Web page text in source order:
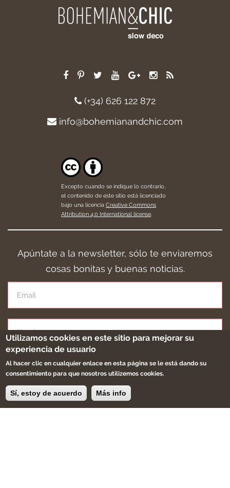
(+34) 626 122 872
info@bohemianandchic.com
Excepto cuando se indique lo contrario,
el contenido de este sitio está licenciado
bajo una licencia Creative Commons
Attribution 4.0 International license.
Apúntate a la newsletter, sólo te enviaremos
cosas bonitas y buenas noticias.
Apúntame
Eres creador, artesano ,diseñador.
Buscamos productos únicos, artesanales que
Utilizamos cookies en este sitio para mejorar su
experiencia de usuario
Al hacer clic en cualquier enlace en esta página se le está dando su
consentimiento para que nosotros utilizemos cookies.
Sí, estoy de acuerdo Más info